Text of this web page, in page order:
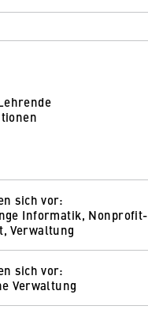
sich vor:
Informatik, Nonprofit-
Verwaltung
sich vor:
Verwaltung